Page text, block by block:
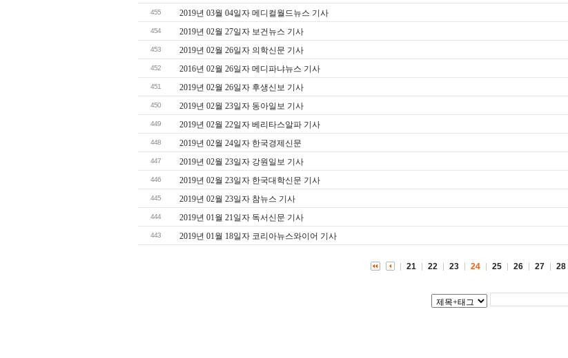
455 2019년 03월 04일자 메디컬월드뉴스 기사
454 2019년 02월 27일자 보건뉴스 기사
453 2019년 02월 26일자 의학신문 기사
452 2016년 02월 26일자 메디파냐뉴스 기사
451 2019년 02월 26일자 후생신보 기사
450 2019년 02월 23일자 동아일보 기사
449 2019년 02월 22일자 베리타스알파 기사
448 2019년 02월 24일자 한국경제신문
447 2019년 02월 23일자 강원일보 기사
446 2019년 02월 23일자 한국대학신문 기사
445 2019년 02월 23일자 참뉴스 기사
444 2019년 01월 21일자 독서신문 기사
443 2019년 01월 18일자 코리아뉴스와이어 기사
21 22 23 24 25 26 27 28